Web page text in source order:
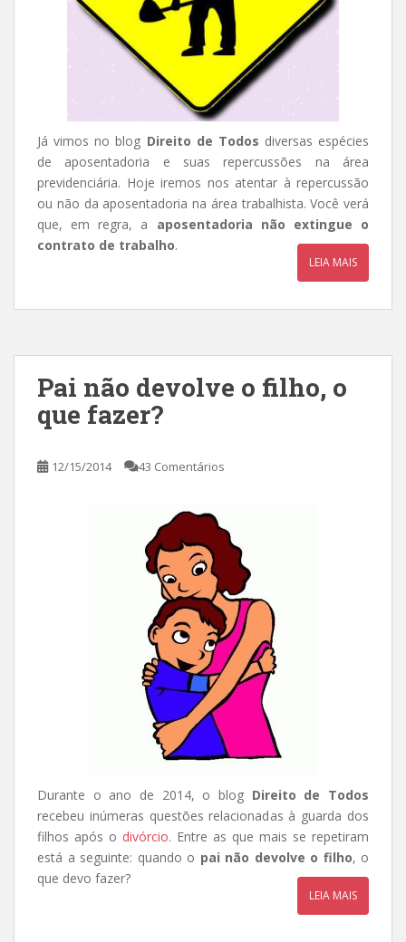
Já vimos no blog Direito de Todos diversas espécies
de aposentadoria e suas repercussões na área
previdenciária. Hoje iremos nos atentar à repercussão
ou não da aposentadoria na área trabalhista. Você verá
que, em regra, a aposentadoria não extingue o
contrato de trabalho.
LEIA MAIS
Pai não devolve o filho, o
que fazer?
12/15/2014 43 Comentários
Durante o ano de 2014, o blog Direito de Todos
recebeu inúmeras questões relacionadas à guarda dos
filhos após o divórcio. Entre as que mais se repetiram
está a seguinte: quando o pai não devolve o filho, o
que devo fazer?
LEIA MAIS